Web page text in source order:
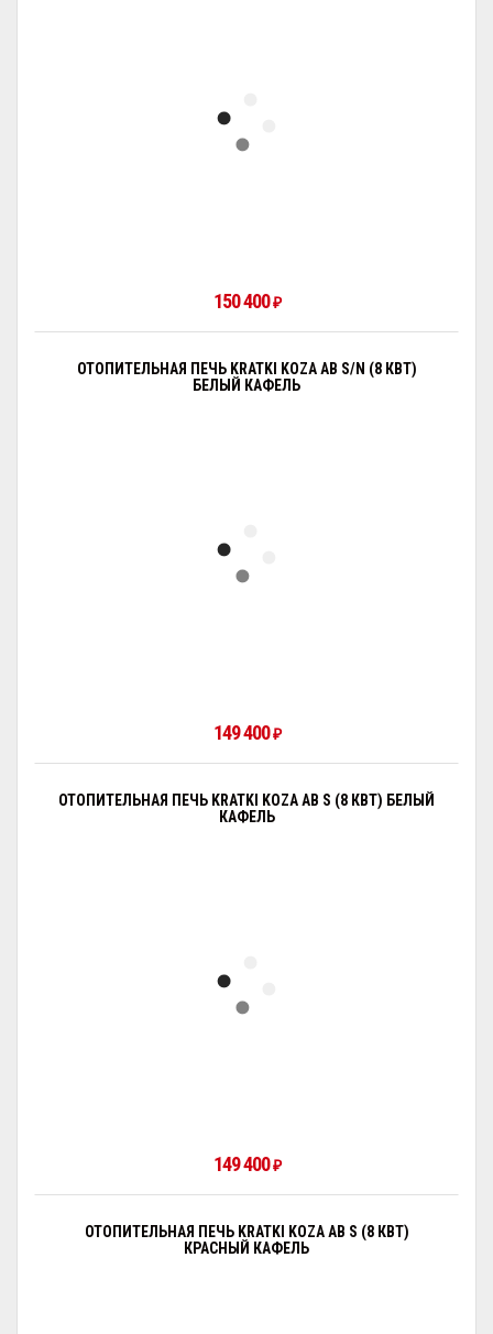
150 400₽
ОТОПИТЕЛЬНАЯ ПЕЧЬ KRATKI KOZA AB S/N (8 КВТ)
БЕЛЫЙ КАФЕЛЬ
149 400₽
ОТОПИТЕЛЬНАЯ ПЕЧЬ KRATKI KOZA AB S (8 КВТ) БЕЛЫЙ
КАФЕЛЬ
149 400₽
ОТОПИТЕЛЬНАЯ ПЕЧЬ KRATKI KOZA AB S (8 КВТ)
КРАСНЫЙ КАФЕЛЬ